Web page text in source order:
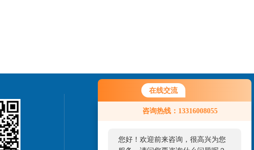
在线交流
咨询热线：13316008055
您好！欢迎前来咨询，很高兴为您
联系我们